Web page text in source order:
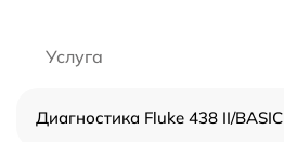
Услуга
Диагностика Fluke 438 II/BASIC